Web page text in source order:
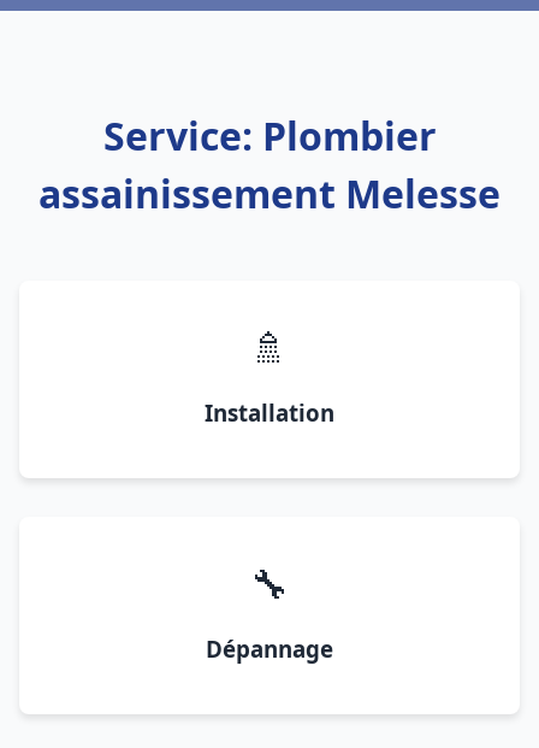
Service: Plombier
assainissement Melesse
🚿
Installation
🔧
Dépannage